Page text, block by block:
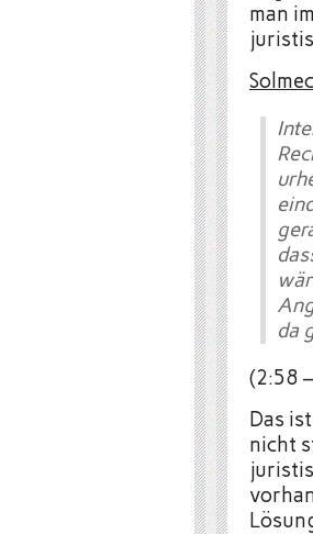
man
da
(2:58
Das
nicht